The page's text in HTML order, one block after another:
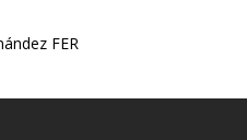
FER